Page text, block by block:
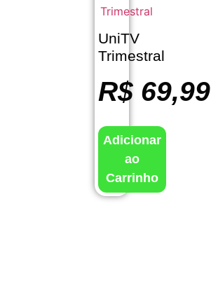
UniTV
Trimestral
R$ 69,99
Adicionar
ao
Carrinho